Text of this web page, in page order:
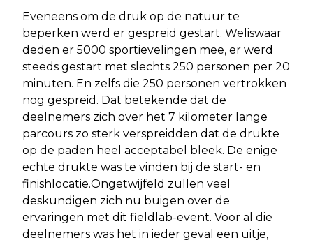
Eveneens om de druk op de natuur te
beperken werd er gespreid gestart. Weliswaar
deden er 5000 sportievelingen mee, er werd
steeds gestart met slechts 250 personen per 20
minuten. En zelfs die 250 personen vertrokken
nog gespreid. Dat betekende dat de
deelnemers zich over het 7 kilometer lange
parcours zo sterk verspreidden dat de drukte
op de paden heel acceptabel bleek. De enige
echte drukte was te vinden bij de start- en
finishlocatie.Ongetwijfeld zullen veel
deskundigen zich nu buigen over de
ervaringen met dit fieldlab-event. Voor al die
deelnemers was het in ieder geval een uitje,